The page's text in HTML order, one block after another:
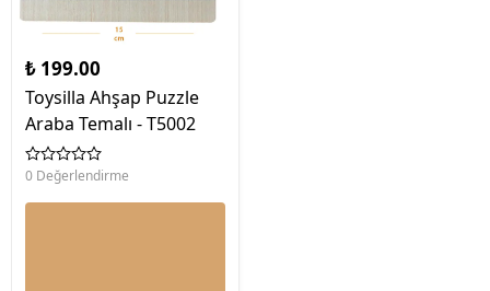
₺ 199.00
Toysilla Ahşap Puzzle
Araba Temalı - T5002
0 Değerlendirme